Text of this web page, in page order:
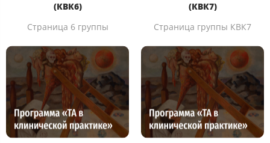
(КВК6)
Страница 6 группы
(КВК7)
Страница группы КВК7